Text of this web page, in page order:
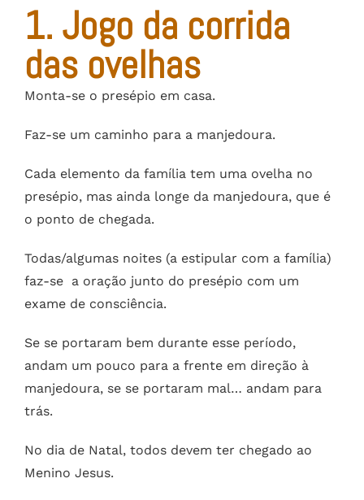
1. Jogo da corrida
das ovelhas
Monta-se o presépio em casa.
Faz-se um caminho para a manjedoura.
Cada elemento da família tem uma ovelha no
presépio, mas ainda longe da manjedoura, que é
o ponto de chegada.
Todas/algumas noites (a estipular com a família)
faz-se a oração junto do presépio com um
exame de consciência.
Se se portaram bem durante esse período,
andam um pouco para a frente em direção à
manjedoura, se se portaram mal… andam para
trás.
No dia de Natal, todos devem ter chegado ao
Menino Jesus.